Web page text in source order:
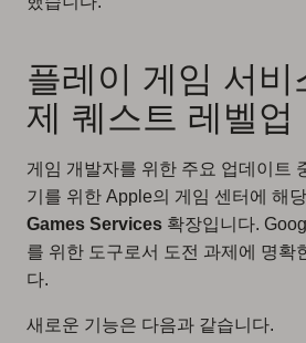
플레이 게임 서비
제 퀘스트 레벨업
게임 개발자를 위한 주요 업데이트
기를 위한 Apple의 게임 센터에 해
Games Services 확장입니다.
를 위한 도구로서 도전 과제에 명확
다.
새로운 기능은 다음과 같습니다.